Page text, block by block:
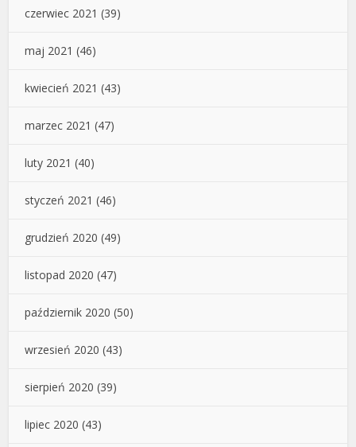
czerwiec 2021 (39)
maj 2021 (46)
kwiecień 2021 (43)
marzec 2021 (47)
luty 2021 (40)
styczeń 2021 (46)
grudzień 2020 (49)
listopad 2020 (47)
październik 2020 (50)
wrzesień 2020 (43)
sierpień 2020 (39)
lipiec 2020 (43)